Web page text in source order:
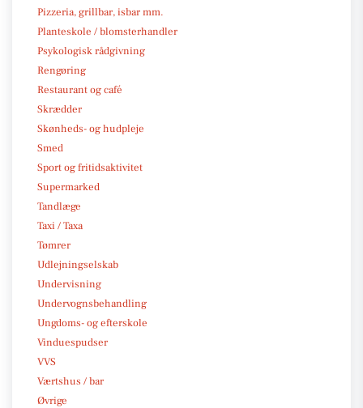
Pizzeria, grillbar, isbar mm.
Planteskole / blomsterhandler
Psykologisk rådgivning
Rengøring
Restaurant og café
Skrædder
Skønheds- og hudpleje
Smed
Sport og fritidsaktivitet
Supermarked
Tandlæge
Taxi / Taxa
Tømrer
Udlejningselskab
Undervisning
Undervognsbehandling
Ungdoms- og efterskole
Vinduespudser
VVS
Værtshus / bar
Øvrige